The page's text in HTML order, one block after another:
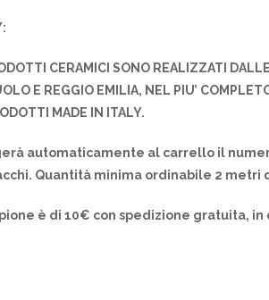
CERAMICI SONO REALIZZATI
E REGGIO EMILIA, NEL PIU’
MADE IN ITALY.
automaticamente al carrello il
Quantità minima ordinabile 2 metri
è di 10€ con spedizione gratuita,